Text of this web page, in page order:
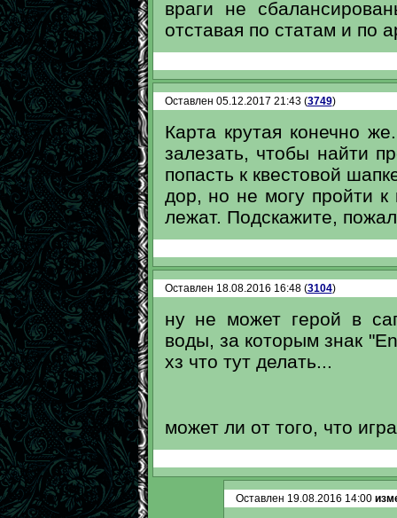
враги не
отставая по статам и по
Оставлен 05.12.2017 21:43 (3749)
Карта крутая конечно
залезать, чтобы найти
попасть к квестовой
дор, но не могу пройти к
лежат. Подскажите,
Оставлен 18.08.2016 16:48 (3104)
ну не может герой в
воды, за которым знак
хз что тут делать...
может ли от того, что
Оставлен 19.08.2016 14:00